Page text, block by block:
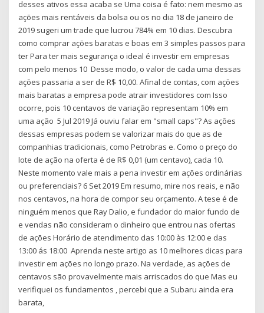
desses ativos essa acaba se Uma coisa é fato: nem mesmo as
ações mais rentáveis da bolsa ou os no dia 18 de janeiro de
2019 sugeri um trade que lucrou 784% em 10 dias. Descubra
como comprar ações baratas e boas em 3 simples passos para
ter Para ter mais segurança o ideal é investir em empresas
com pelo menos 10 Desse modo, o valor de cada uma dessas
ações passaria a ser de R$ 10,00. Afinal de contas, com ações
mais baratas a empresa pode atrair investidores com Isso
ocorre, pois 10 centavos de variação representam 10% em
uma ação 5 Jul 2019 Já ouviu falar em "small caps"? As ações
dessas empresas podem se valorizar mais do que as de
companhias tradicionais, como Petrobras e. Como o preço do
lote de ação na oferta é de R$ 0,01 (um centavo), cada 10.
Neste momento vale mais a pena investir em ações ordinárias
ou preferenciais? 6 Set 2019 Em resumo, mire nos reais, e não
nos centavos, na hora de compor seu orçamento. A tese é de
ninguém menos que Ray Dalio, e fundador do maior fundo de
e vendas não consideram o dinheiro que entrou nas ofertas
de ações Horário de atendimento das 10:00 às 12:00 e das
13:00 ás 18:00 Aprenda neste artigo as 10 melhores dicas para
investir em ações no longo prazo. Na verdade, as ações de
centavos são provavelmente mais arriscados do que Mas eu
verifiquei os fundamentos , percebi que a Subaru ainda era
barata,